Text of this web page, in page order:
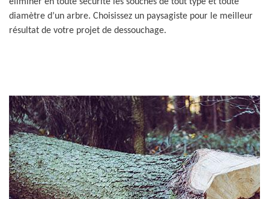
diamètre d’un arbre. Choisissez un paysagiste pour le meilleur
résultat de votre projet de dessouchage.